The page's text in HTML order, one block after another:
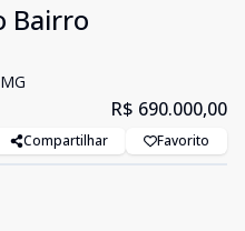
Bairro
R$ 690.000,00
Compartilhar Favorito